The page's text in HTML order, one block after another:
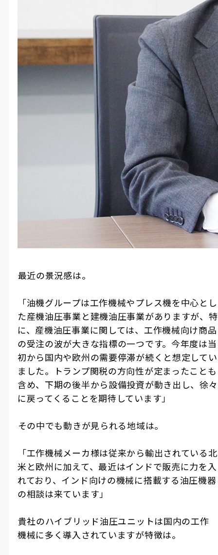
――最近の景況感は。
「油機グループは工作機械やプレス機を中心とし
た産機油圧事業と建機油圧事業がありますが、特
に、産機油圧事業に関しては、工作機械向け商品
の受注の波が大きな指標の一つです。今年度は当
初から国内や欧州の需要停滞が続くと想定してい
ました。トランプ関税の方向性が定まったことも
含め、下期の後半から設備投資が動き出し、徐々
に戻ってくることを期待しています」
――その中でも動きが見られる地域は。
「工作機械メーカ様は従来から輸出されている北
米と欧州に加えて、最近はインドで販売に力を入
れており、インド向けの機械に搭載する油圧機器
の相談は来ています」
――貴社のハイブリッド油圧ユニットは国内の工作
機械に多く導入されていますが特徴は。